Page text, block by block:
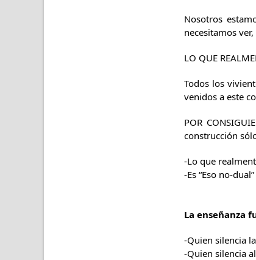
Nosotros
necesitamos
LO QUE
Todos los
venidos a este
POR
construcción
-Lo que
-Es “Eso no-
La enseñanza
-Quien silencia
-Quien silencia